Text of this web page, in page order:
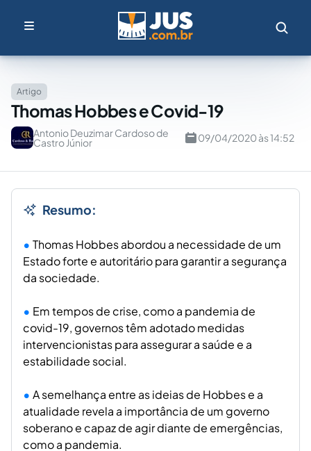
Artigo
Thomas Hobbes e Covid-19
Antonio Deuzimar Cardoso de
Castro Júnior 09/04/2020 às 14:52
Resumo:
Thomas Hobbes abordou a necessidade de um
Estado forte e autoritário para garantir a segurança
da sociedade.
Em tempos de crise, como a pandemia de
covid-19, governos têm adotado medidas
intervencionistas para assegurar a saúde e a
estabilidade social.
A semelhança entre as ideias de Hobbes e a
atualidade revela a importância de um governo
soberano e capaz de agir diante de emergências,
como a pandemia.